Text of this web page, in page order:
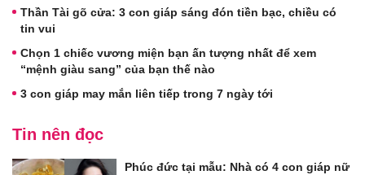
Thần Tài gõ cửa: 3 con giáp sáng đón tiền bạc, chiều có
tin vui
Chọn 1 chiếc vương miện bạn ấn tượng nhất để xem
“mệnh giàu sang” của bạn thế nào
3 con giáp may mắn liên tiếp trong 7 ngày tới
Tin nên đọc
Phúc đức tại mẫu: Nhà có 4 con giáp nữ